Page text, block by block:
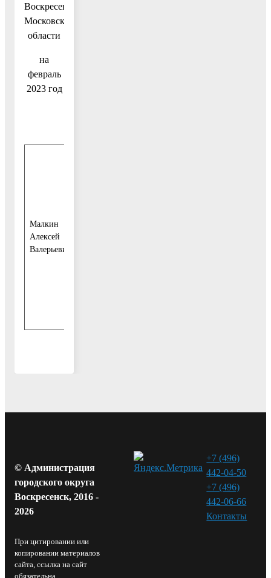
Воскресенск
Московской
области
на
февраль
2023 год
Малкин
Алексей
Валерьевич
© Администрация
городского округа
Воскресенск, 2016 -
2026
При цитировании или
копировании материалов
сайта, ссылка на сайт
обязательна.
+7 (496)
442-04-50
+7 (496)
442-06-66
Контакты⁠